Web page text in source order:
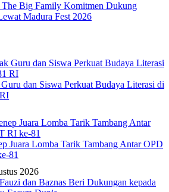
The Big Family Komitmen Dukung
Madura Fest 2026
dan Siswa Perkuat Budaya Literasi di
Juara Lomba Tarik Tambang Antar OPD
81
2026